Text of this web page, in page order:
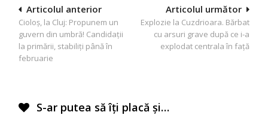
Navigare
în
articole
Articolul următor
Explozie la Cuzdrioara. Bărbat
cu arsuri grave după ce i-a
explodat centrala în faţă
Articolul anterior
Cioloş, la Cluj: Propunem un
guvern din umbră! Candidaţii
la primării, stabiliţi până în
februarie
S-ar putea să îți placă și…